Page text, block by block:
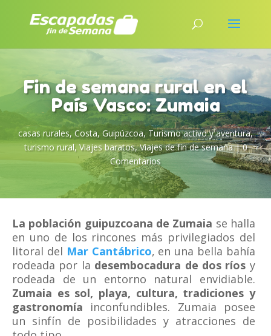
Fin de semana rural en el
País Vasco: Zumaia
casas rurales, Costa, Guipúzcoa, Turismo activo y aventura,
turismo rural,Viajes baratos,Viajes de fin de semana|0
Comentarios
La población guipuzcoana de Zumaia se halla
en uno de los rincones más privilegiados del
litoral del Mar Cantábrico, en una bella bahía
rodeada por la desembocadura de dos ríos y
rodeada de un entorno natural envidiable.
Zumaia es sol, playa, cultura, tradiciones y
gastronomía inconfundibles. Zumaia posee
un sinfín de posibilidades y atracciones de